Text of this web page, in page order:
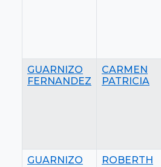
GUARNIZO
FERNANDEZ
CARMEN
PATRICIA
GUARNIZO
ROBERTH